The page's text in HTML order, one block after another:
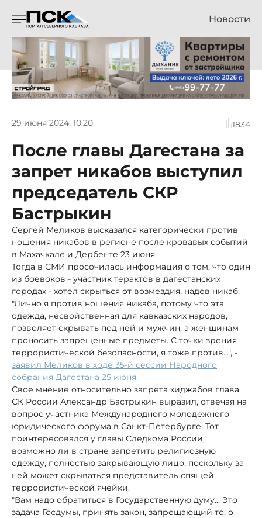
Новости
29 июня 2024, 10:20 1834
После главы Дагестана за
запрет никабов выступил
председатель СКР
Бастрыкин
Сергей Меликов высказался категорически против
ношения никабов в регионе после кровавых событий
в Махачкале и Дербенте 23 июня.
Тогда в СМИ просочилась информация о том, что один
из боевоков - участник терактов в дагестанских
городах - хотел скрыться от возмездия, надев никаб.
"Лично я против ношения никаба, потому что эта
одежда, несвойственная для кавказских народов,
позволяет скрывать под ней и мужчин, а женщинам
проносить запрещенные предметы. С точки зрения
террористической безопасности, я тоже против...", -
заявил Меликов в ходе 35-й сессии Народного
собрания Дагестана 25 июня.
Свое мнение относительно запрета хиджабов глава
СК России Александр Бастрыкин выразил, отвечая на
вопрос участника Международного молодежного
юридического форума в Санкт-Петербурге. Тот
поинтересовался у главы Следкома России,
возможно ли в стране запретить религиозную
одежду, полностью закрывающую лицо, поскольку за
ней может скрываться представитель спящей
террористической ячейки.
"Вам надо обратиться в Государственную думу... Это
задача Госдумы, принять закон, запрещающий то, о